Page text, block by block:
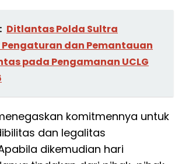
Ditlantas Polda Sultra
dan Pemantauan
pada Pengamanan UCLG
komitmennya untuk
dan legalitas
dikemudian hari